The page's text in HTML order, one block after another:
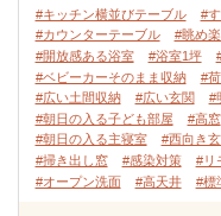
#キッチン横並びテーブル
#
#カウンターテーブル
#眺め
#開放感ある浴室
#浴室1坪
#ベビーカーそのまま収納
#
#広い土間収納
#広い玄関 #
#朝日の入る子ども部屋
#高窓
#朝日の入る主寝室
#西向き
#掃き出し窓
#感染対策 #リ
#オープン洗面
#高天井 #標